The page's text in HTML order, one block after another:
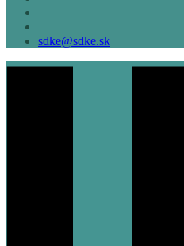
sdke@sdke.sk